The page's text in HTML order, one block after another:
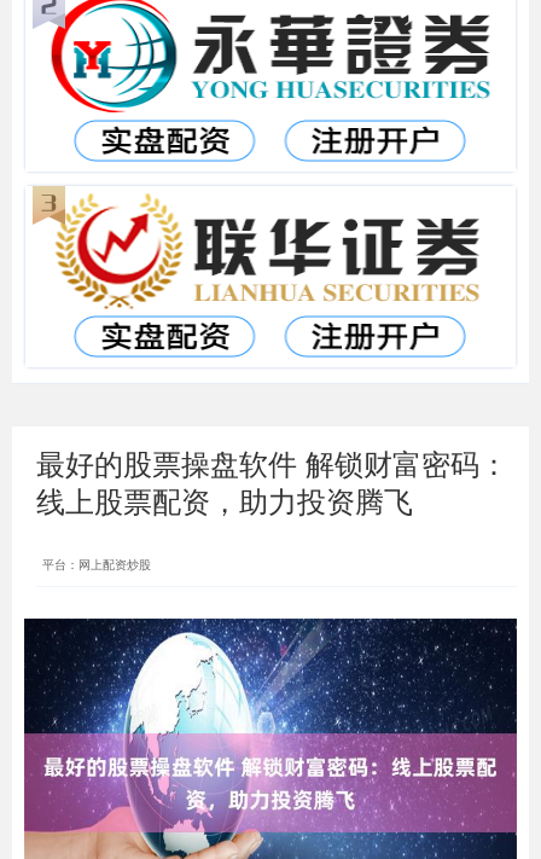
最好的股票操盘软件 解锁财富密码：
线上股票配资，助力投资腾飞
平台：网上配资炒股